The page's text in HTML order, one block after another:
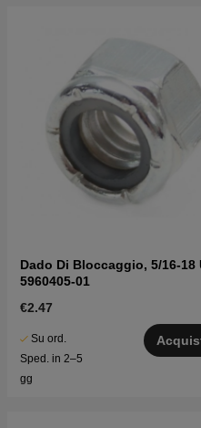
Dado Di Bloccaggio, 5/16-18
5960405-01
€2.47
Su ord.
Sped. in 2–5
gg